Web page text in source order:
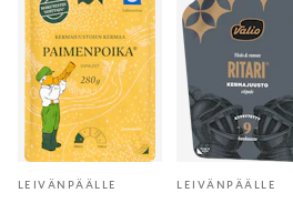
LEIVÄNPÄÄLLE LEIVÄNPÄÄLLE